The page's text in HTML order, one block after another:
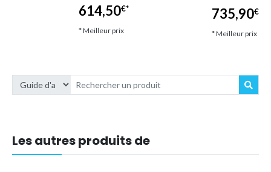
614,50€*
* Meilleur prix
735,90€*
* Meilleur prix
Les autres produits de